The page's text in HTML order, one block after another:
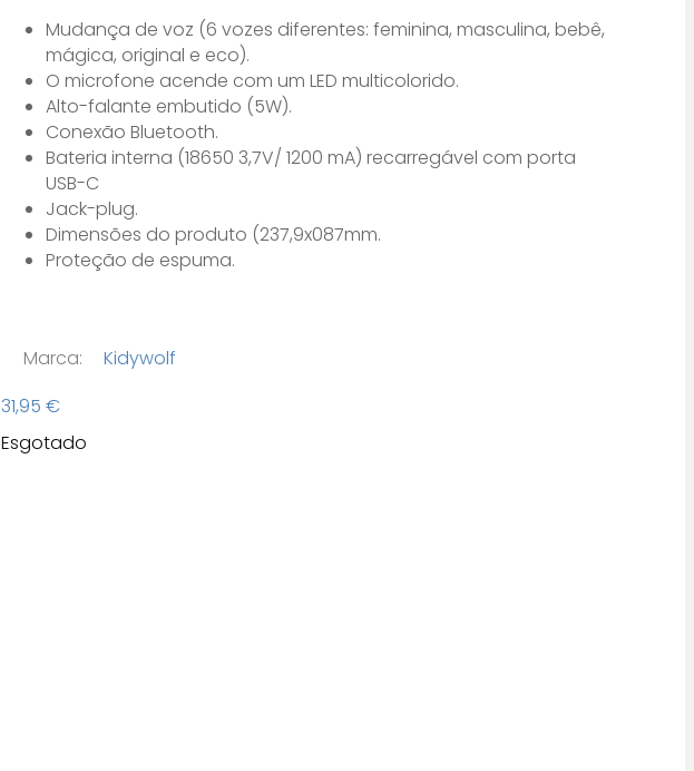
Mudança de voz (6 vozes diferentes: feminina, masculina, bebê,
mágica, original e eco).
O microfone acende com um LED multicolorido.
Alto-falante embutido (5W).
Conexão Bluetooth.
Bateria interna (18650 3,7V/ 1200 mA) recarregável com porta
USB-C
Jack-plug.
Dimensões do produto (237,9x087mm.
Proteção de espuma.
Marca:
Kidywolf
31,95 €
Esgotado